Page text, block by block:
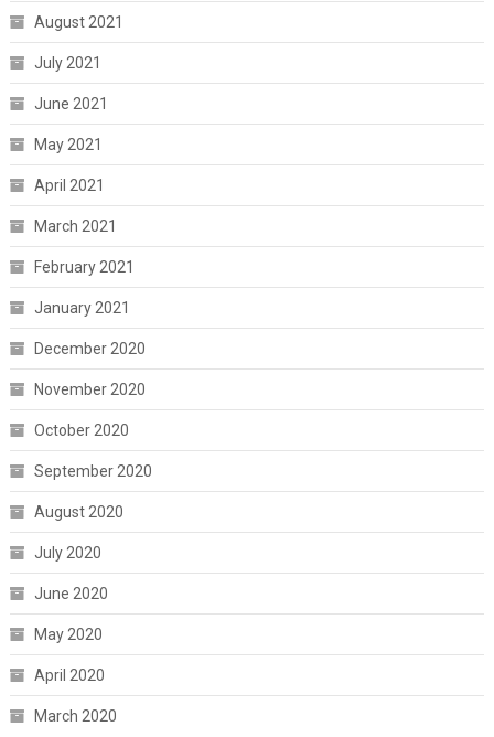
August 2021
July 2021
June 2021
May 2021
April 2021
March 2021
February 2021
January 2021
December 2020
November 2020
October 2020
September 2020
August 2020
July 2020
June 2020
May 2020
April 2020
March 2020